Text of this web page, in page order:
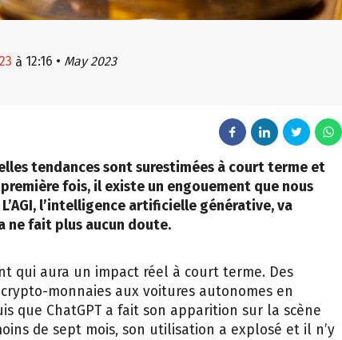
à 12:16 • May 2023
tendances sont surestimées à court terme et
fois, il existe un engouement que nous
l’intelligence artificielle générative, va
ne fait plus aucun doute.
qui aura un impact réel à court terme. Des
monnaies aux voitures autonomes en
que ChatGPT a fait son apparition sur la scène
de sept mois, son utilisation a explosé et il n’y